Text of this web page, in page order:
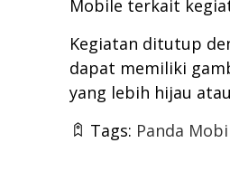
Mobile terkait
Kegiatan ditutup
dapat memiliki
yang lebih hijau
Tags: Panda